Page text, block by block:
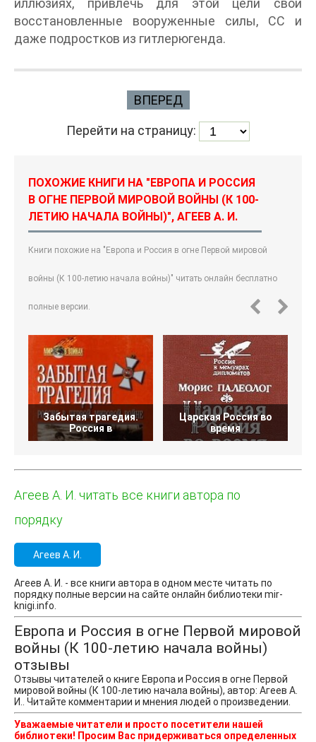
иллюзиях, привлечь для этой цели свои
восстановленные вооруженные силы, СС и
даже подростков из гитлерюгенда.
ВПЕРЕД
Перейти на страницу:
ПОХОЖИЕ КНИГИ НА "ЕВРОПА И РОССИЯ
В ОГНЕ ПЕРВОЙ МИРОВОЙ ВОЙНЫ (К 100-
ЛЕТИЮ НАЧАЛА ВОЙНЫ)", АГЕЕВ А. И.
Книги похожие на "Европа и Россия в огне Первой мировой
войны (К 100-летию начала войны)" читать онлайн бесплатно
полные версии.
Забытая трагедия.
Россия в
Царская Россия во
время
Агеев А. И. читать все книги автора по
порядку
Агеев А. И.
Агеев А. И. - все книги автора в одном месте читать по
порядку полные версии на сайте онлайн библиотеки mir-
knigi.info.
Европа и Россия в огне Первой мировой
войны (К 100-летию начала войны)
отзывы
Отзывы читателей о книге Европа и Россия в огне Первой
мировой войны (К 100-летию начала войны), автор: Агеев А.
И.. Читайте комментарии и мнения людей о произведении.
Уважаемые читатели и просто посетители нашей
библиотеки! Просим Вас придерживаться определенных